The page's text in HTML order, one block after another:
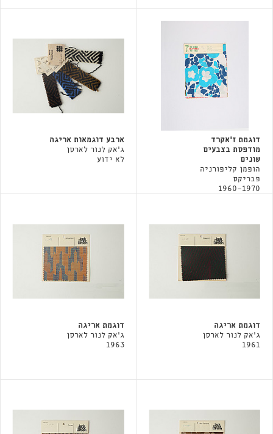
דוגמת ז׳אקרד
מודפסת בצבעים
שונים
הופמן קליפורניה
פבריקס
1960-1970
ארבע דוגמאות אריגה
ג'אק לנור לארסן
לא ידוע
דוגמת אריגה
ג'אק לנור לארסן
1961
דוגמת אריגה
ג'אק לנור לארסן
1963